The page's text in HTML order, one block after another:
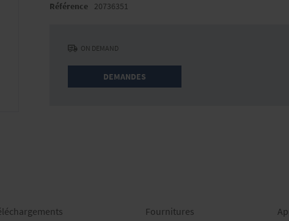
Référence 20736351
ON DEMAND
DEMANDES
Fournitures